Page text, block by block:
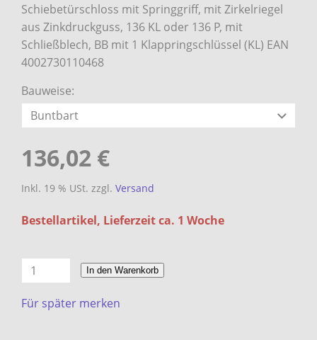
Schiebetürschloss mit Springgriff, mit Zirkelriegel
aus Zinkdruckguss, 136 KL oder 136 P, mit
Schließblech, BB mit 1 Klappringschlüssel (KL) EAN
4002730110468
Bauweise:
136,02 €
Inkl. 19 % USt. zzgl. Versand
Bestellartikel, Lieferzeit ca. 1 Woche
In den Warenkorb
Für später merken